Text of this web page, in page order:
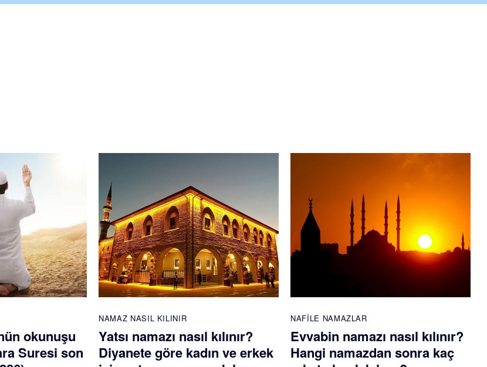
okunuşu
Suresi son
NAMAZ NASIL KILINIR
Yatsı namazı nasıl kılınır?
Diyanete göre kadın ve erkek
NAFILE NAMAZLAR
Evvabin namazı nasıl kılınır?
Hangi namazdan sonra kaç